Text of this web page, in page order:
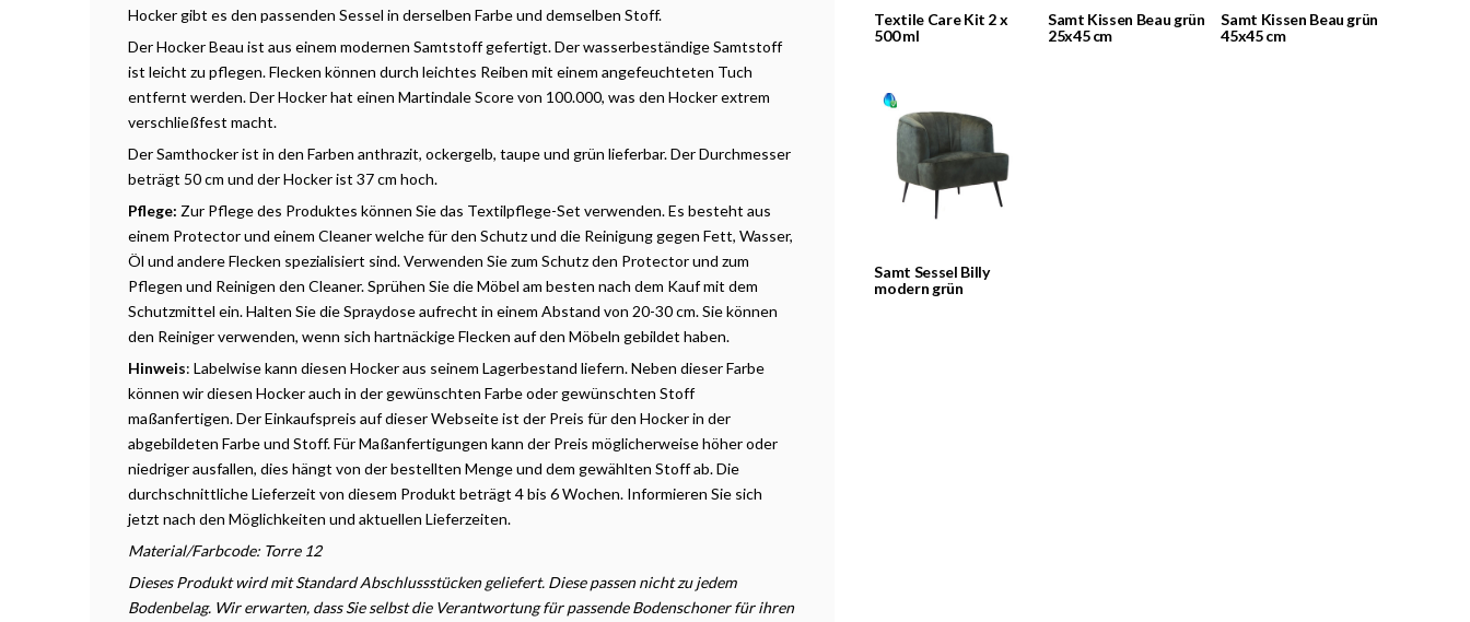
Hocker gibt es den passenden Sessel in derselben Farbe und demselben Stoff.
Der Hocker Beau ist aus einem modernen Samtstoff gefertigt. Der wasserbeständige Samtstoff
ist leicht zu pflegen. Flecken können durch leichtes Reiben mit einem angefeuchteten Tuch
entfernt werden. Der Hocker hat einen MartindaleScore von 100.000, was den Hocker extrem
verschließfest macht.
Der Samthocker ist in den Farben anthrazit, ockergelb, taupe und grün lieferbar. Der Durchmesser
beträgt 50 cm und der Hocker ist 37 cm hoch.
Pflege: Zur Pflege des Produktes können Sie das Textilpflege-Set verwenden. Es besteht aus
einem Protector und einem Cleaner welche für den Schutz und die Reinigung gegen Fett, Wasser,
Öl und andere Flecken spezialisiert sind. Verwenden Sie zum Schutz den Protector und zum
Pflegen und Reinigen den Cleaner. Sprühen Sie die Möbel am besten nach dem Kauf mit dem
Schutzmittel ein. Halten Sie die Spraydose aufrecht in einem Abstand von 20-30 cm. Sie können
den Reiniger verwenden, wenn sich hartnäckige Flecken auf den Möbeln gebildet haben.
Hinweis: Labelwisekann diesen Hocker aus seinem Lagerbestand liefern. Neben dieser Farbe
können wir diesen Hocker auch in der gewünschten Farbe oder gewünschten Stoff
maßanfertigen. Der Einkaufspreis auf dieser Webseite ist der Preis für den Hocker in der
abgebildeten Farbe und Stoff. Für Maßanfertigungen kann der Preis möglicherweise höher oder
niedriger ausfallen, dies hängt von derbestellten Menge und dem gewählten Stoff ab. Die
durchschnittlicheLieferzeit von diesem Produkt beträgt 4 bis 6 Wochen. Informieren Sie sich
jetzt nach den Möglichkeiten und aktuellen Lieferzeiten.
Material/Farbcode: Torre 12
Dieses Produkt wird mit Standard Abschlussstücken geliefert. Diese passen nicht zu jedem
Bodenbelag. Wir erwarten, dass Sie selbst die Verantwortung für passende Bodenschoner für ihren
Textile Care Kit 2 x
500 ml
Samt Kissen Beau grün
25x45 cm
Samt Kissen Beau grün
45x45 cm
Samt Sessel Billy
modern grün